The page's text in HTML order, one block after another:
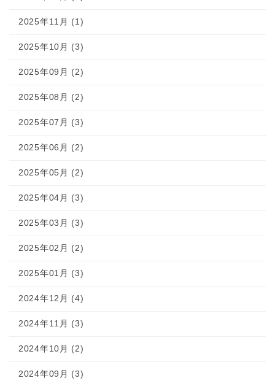
2025年11月 (1)
2025年10月 (3)
2025年09月 (2)
2025年08月 (2)
2025年07月 (3)
2025年06月 (2)
2025年05月 (2)
2025年04月 (3)
2025年03月 (3)
2025年02月 (2)
2025年01月 (3)
2024年12月 (4)
2024年11月 (3)
2024年10月 (2)
2024年09月 (3)